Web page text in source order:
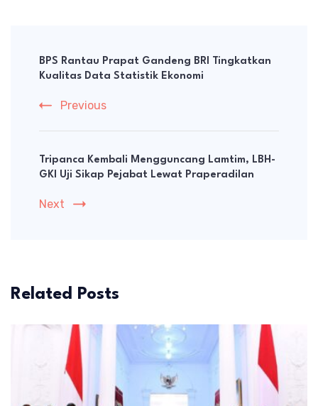
Navigation
BPS Rantau Prapat Gandeng BRI Tingkatkan
Kualitas Data Statistik Ekonomi
Previous
Tripanca Kembali Mengguncang Lamtim, LBH-
GKI Uji Sikap Pejabat Lewat Praperadilan
Next
Related Posts